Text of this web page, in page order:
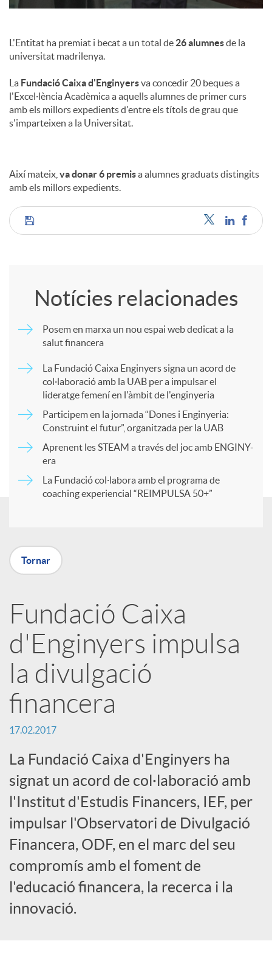
L'Entitat ha premiat i becat a un total de 26 alumnesde la
universitat madrilenya.
La Fundació Caixa d'Enginyersva concedir 20 beques a
l'Excel·lència Acadèmica a aquells alumnes de primer curs
amb els millors expedients d'entre els títols de grau que
s'imparteixen a la Universitat.
Així mateix, va donar 6 premisa alumnes graduats distingits
amb els millors expedients.
C
m
t
r
X
a
r
x
e
s
S
o
Notícies relacionades
Posem en marxa un nou espai web dedicat a la
salut financera
La Fundació Caixa Enginyers signa un acord de
col·laboració amb la UAB per a impulsar el
lideratge femení en l'àmbit de l'enginyeria
Participem en la jornada “Dones i Enginyeria:
Construint el futur”, organitzada per la UAB
Aprenent les STEAM a través del joc amb ENGINY-
era
La Fundació col·labora amb el programa de
coaching experiencial “REIMPULSA 50+”
Tornar
Fundació Caixa
d'Enginyers impulsa
la divulgació
financera
17.02.2017
La Fundació Caixa d'Enginyers ha
signat un acord de col·laboració amb
l'Institut d'Estudis Financers, IEF, per
impulsar l'Observatori de Divulgació
Financera, ODF, en el marc del seu
compromís amb el foment de
l'educació financera, la recerca i la
innovació.